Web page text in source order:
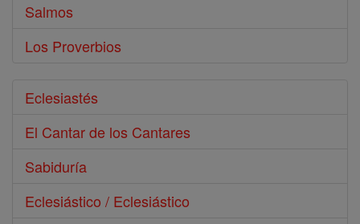
Salmos
Los Proverbios
Eclesiastés
El Cantar de los Cantares
Sabiduría
Eclesiástico / Eclesiástico